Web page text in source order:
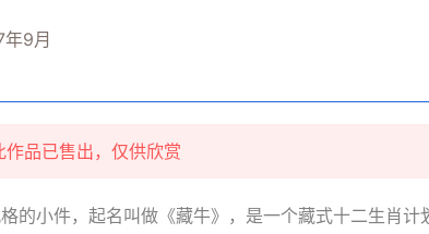
9月
作品已售出，仅供欣赏
的小件，起名叫做《藏牛》，是一个藏式十二生肖